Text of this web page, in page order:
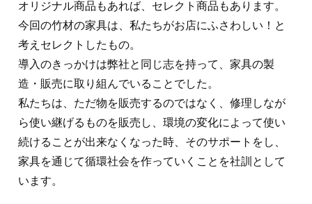
オリジナル商品もあれば、セレクト商品もあります。
今回の竹材の家具は、私たちがお店にふさわしい！と
考えセレクトしたもの。
導入のきっかけは弊社と同じ志を持って、家具の製
造・販売に取り組んでいることでした。
私たちは、ただ物を販売するのではなく、修理しなが
ら使い継げるものを販売し、環境の変化によって使い
続けることが出来なくなった時、そのサポートをし、
家具を通じて循環社会を作っていくことを社訓として
います。